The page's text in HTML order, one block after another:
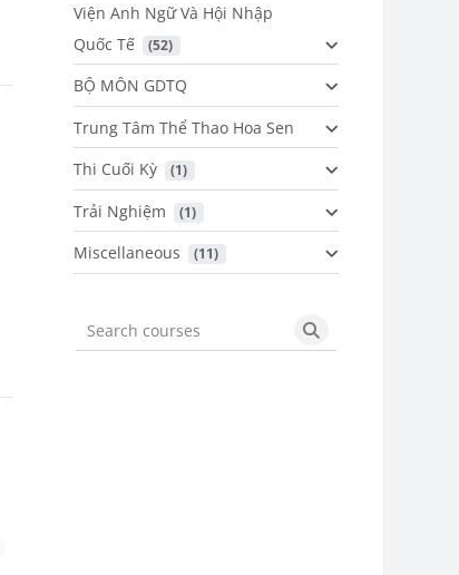
Viện Anh Ngữ Và Hội Nhập
Quốc Tế
(52)
BỘ MÔN GDTQ
Trung Tâm Thể Thao Hoa Sen
Thi Cuối Kỳ
(1)
Trải Nghiệm (1)
Miscellaneous (11)
Search courses Search courses